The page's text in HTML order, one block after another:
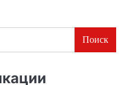
Поиск